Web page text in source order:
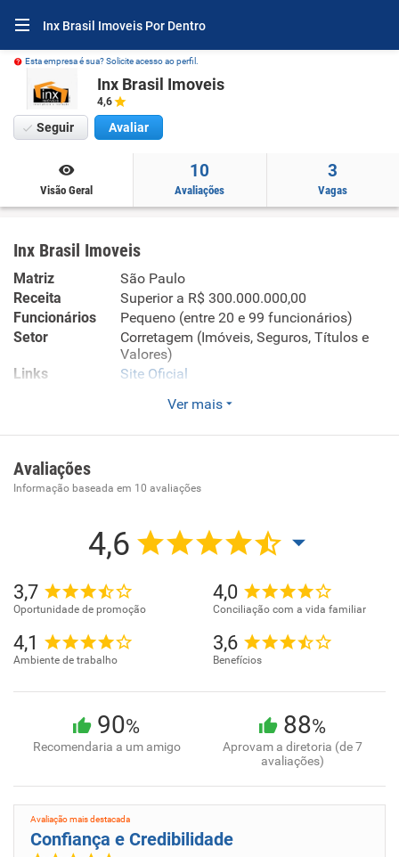
Inx Brasil Imoveis Por Dentro
Esta empresa é sua? Solicite acesso ao perfil.
Inx Brasil Imoveis
4,6
Seguir Avaliar
Visão Geral
10
Avaliações
3
Vagas
Inx Brasil Imoveis
Matriz
São Paulo
Receita
Superior a R$ 300.000.000,00
Funcionários
Pequeno (entre 20 e 99 funcionários)
Setor
Corretagem (Imóveis, Seguros, Títulos e
Valores)
Links
Site Oficial
Enviar CV
- Gestão e administração da propriedade imobiliária
Ver mais
Avaliações
Informação baseada em 10 avaliações
4,6
3,7
Oportunidade de promoção
4,0
Conciliação com a vida familiar
4,1
Ambiente de trabalho
3,6
Benefícios
90%
Recomendaria a um amigo
88%
Aprovam a diretoria (de 7
avaliações)
Avaliação mais destacada
Confiança e Credibilidade